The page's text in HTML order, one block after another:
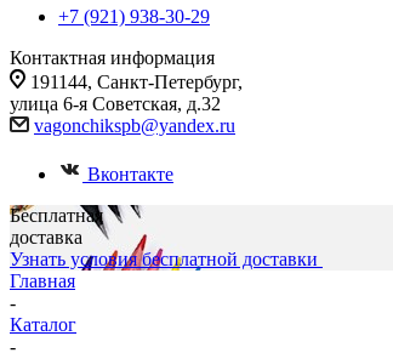
+7 (921) 938-30-29
Контактная информация
191144, Санкт-Петербург,
улица 6-я Советская, д.32
vagonchikspb@yandex.ru
Вконтакте
Бесплатная
доставка
Узнать условия бесплатной доставки
Главная
-
Каталог
-